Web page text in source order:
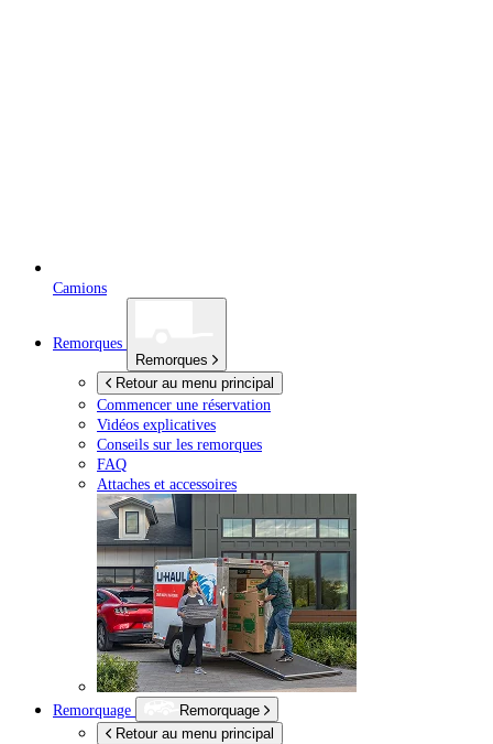
Camions
Remorques
Remorques
Retour au menu principal
Commencer une réservation
Vidéos explicatives
Conseils sur les remorques
FAQ
Attaches et accessoires
Remorquage
Remorquage
Retour au menu principal